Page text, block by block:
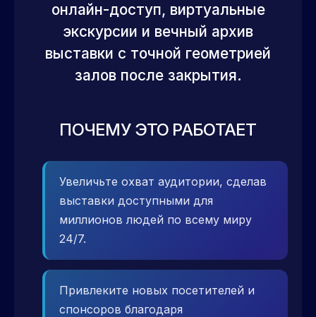
онлайн-доступ, виртуальные
экскурсии и вечный архив
выставки с точной геометрией
залов после закрытия.
ПОЧЕМУ ЭТО РАБОТАЕТ
Увеличьте охват аудитории, сделав
выставки доступными для
миллионов людей по всему миру
24/7.
Привлеките новых посетителей и
спонсоров благодаря